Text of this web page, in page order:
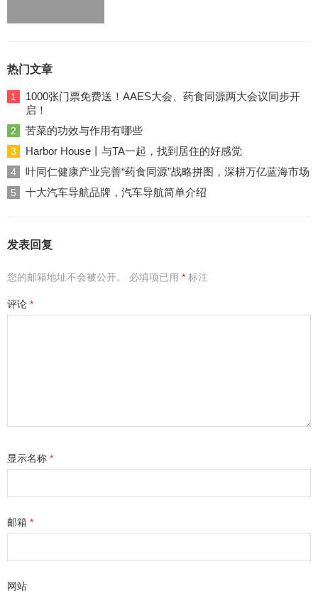
热门文章
1
1000张门票免费送！AAES大会、药食同源两大会议同步开
启！
2 苦菜的功效与作用有哪些
3 Harbor House丨与TA一起，找到居住的好感觉
4 叶同仁健康产业完善“药食同源”战略拼图，深耕万亿蓝海市场
5 十大汽车导航品牌，汽车导航简单介绍
发表回复
您的邮箱地址不会被公开。 必填项已用 * 标注
评论 *
显示名称 *
邮箱 *
网站